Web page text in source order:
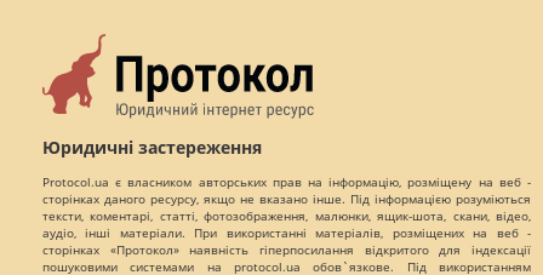
Юридичні застереження
Protocol.ua є власником авторських прав на інформацію, розміщену на веб -
сторінках даного ресурсу, якщо не вказано інше. Під інформацією розуміються
тексти, коментарі, статті, фотозображення, малюнки, ящик-шота, скани, відео,
аудіо, інші матеріали. При використанні матеріалів, розміщених на веб -
сторінках «Протокол» наявність гіперпосилання відкритого для індексації
пошуковими системами на protocol.ua обов`язкове. Під використанням